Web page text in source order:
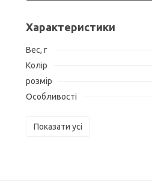
Характеристики
Вес, г
Колір
розмір
Особливості
Показати усі